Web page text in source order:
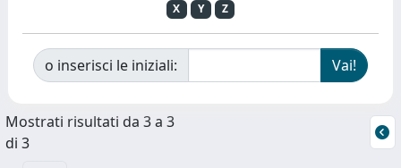
X
Y Z
o inserisci le iniziali:
Mostrati risultati da 3 a 3
di 3